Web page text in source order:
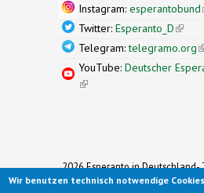
Instagram: esperantobund
Twitter: Esperanto_D(link
Telegram:telegramo.org
YouTube: Deutscher
(link is external)
2026 Esperanto in Deutschland-
Theme
Wir benutzen technisch notwendige